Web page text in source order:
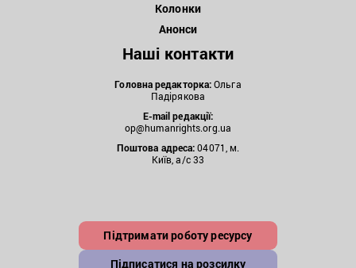
Колонки
Анонси
Наші контакти
Головна редакторка:Ольга
Падірякова
E-mail редакції:
op@humanrights.org.ua
Поштова адреса:04071, м.
Київ, а/с 33
Підтримати роботу ресурсу
Підписатися на розсилку